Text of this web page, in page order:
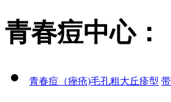
青春痘中心：
青春痘（痤疮)毛孔粗大 丘疹型